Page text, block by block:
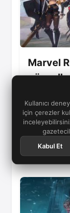
Kullanıcı
için çerezler
Kabul Et
Marvel
Marvel
karakteri,
sistemi ve
sunuyor.
18 Mart